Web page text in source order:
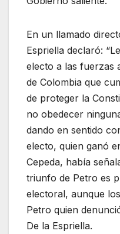
En un llamado
Espriella declaró:
electo a las fuerzas
de Colombia que
de proteger la
no obedecer
dando en sentido
electo, quien ganó
Cepeda, había
triunfo de Petro es
electoral, aunque
Petro quien
De la Espriella.